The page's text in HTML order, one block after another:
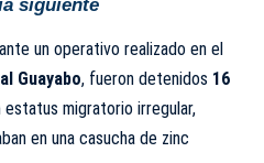
siguiente
un operativo realizado en el
Guayabo, fueron detenidos 16
estatus migratorio irregular,
en una casucha de zinc